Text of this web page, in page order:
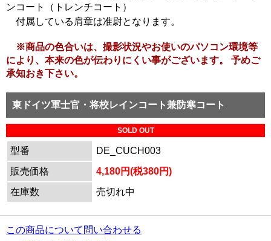
ンコート（トレンチコート）
付属している肩章は准尉となります。
※商品の色合いは、撮影状況やお使いのパソコン環境等
により、本来の色が伝わりにくい事がございます。 予めご
承知おき下さい。
東ドイツ軍士官・将校レインコート兼防寒コート
SOLD OUT
型番
DE_CUCH003
販売価格
4,180円(税380円)
在庫数
売切れ中
この商品について問い合わせる